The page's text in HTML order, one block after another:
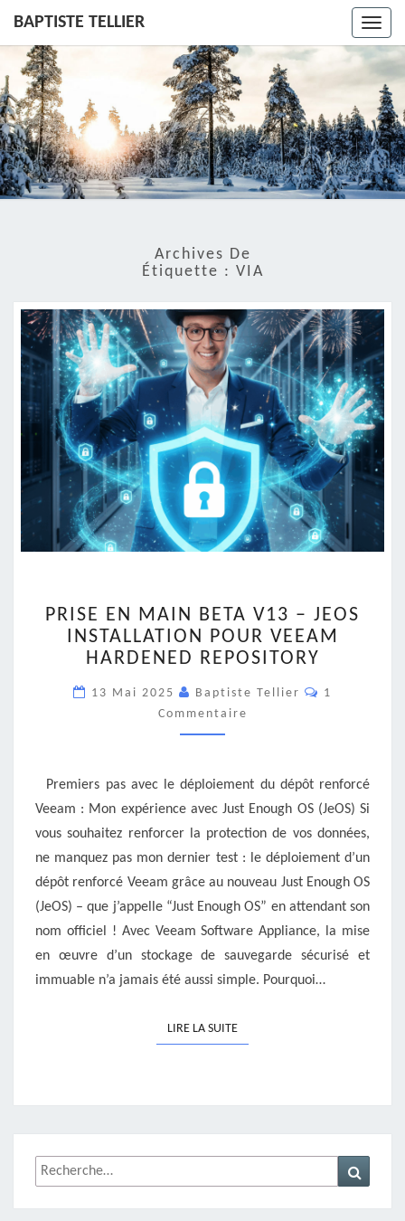
BAPTISTE TELLIER
Archives De
Étiquette : VIA
EN
MAIN
BETA
–
JEOS
INSTALLATION
REPOSITORY
PRISE EN MAIN BETA V13 – JEOS
INSTALLATION POUR VEEAM
HARDENED REPOSITORY
13 Mai 2025 Baptiste Tellier
1
Commentaire
Premiers pas avec le déploiement du dépôt renforcé
Veeam : Mon expérience avec Just Enough OS (JeOS) Si
vous souhaitez renforcer la protection de vos données,
ne manquez pas mon dernier test : le déploiement d’un
dépôt renforcé Veeam grâce au nouveau Just Enough OS
(JeOS) – que j’appelle “Just Enough OS” en attendant son
nom officiel ! Avec Veeam Software Appliance, la mise
en œuvre d’un stockage de sauvegarde sécurisé et
immuable n’a jamais été aussi simple. Pourquoi…
LIRE LA SUITELIRE LA SUITE
Rechercher :